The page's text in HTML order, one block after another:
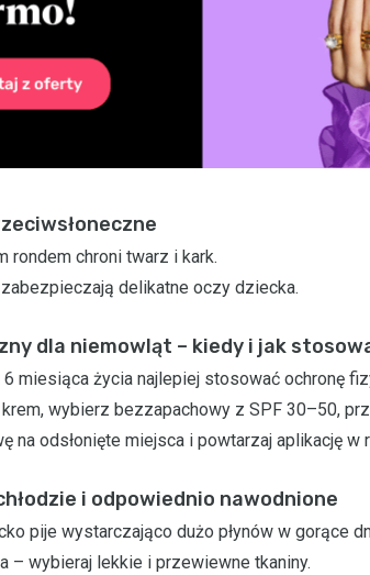
rondem chroni twarz i kark.
delikatne oczy dziecka.
dla niemowląt – kiedy i jak
miesiąca życia najlepiej stosować ochronę
wybierz bezzapachowy z SPF 30–50,
na odsłonięte miejsca i powtarzaj aplikację w
i odpowiednio nawodnione
pije wystarczająco dużo płynów w gorące
– wybieraj lekkie i przewiewne tkaniny.